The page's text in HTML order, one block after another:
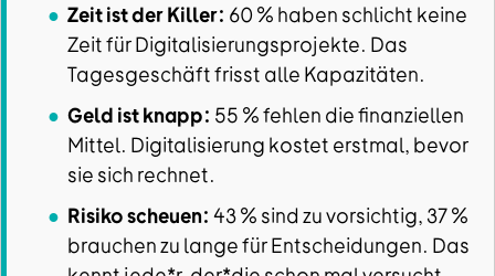
Zeit ist der Killer: 60 % haben schlicht keine
Zeit für Digitalisierungsprojekte. Das
Tagesgeschäft frisst alle Kapazitäten.
Geld ist knapp: 55 % fehlen die finanziellen
Mittel. Digitalisierung kostet erstmal, bevor
sie sich rechnet.
Risiko scheuen: 43 % sind zu vorsichtig, 37 %
brauchen zu lange für Entscheidungen. Das